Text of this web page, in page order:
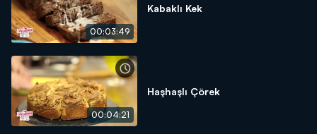
00:03:49
Kabaklı Kek
00:04:21
Haşhaşlı Çörek